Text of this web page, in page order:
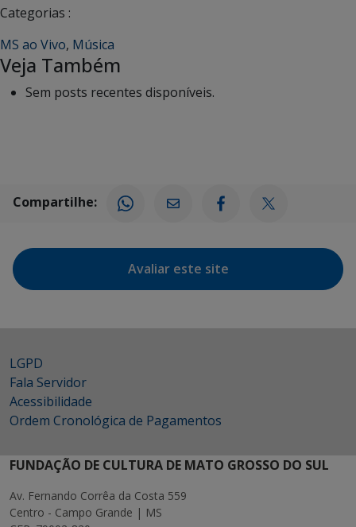
Categorias :
MS ao Vivo, Música
Veja Também
Sem posts recentes disponíveis.
Compartilhe:
Avaliar este site
LGPD
Fala Servidor
Acessibilidade
Ordem Cronológica de Pagamentos
FUNDAÇÃO DE CULTURA DE MATO GROSSO DO SUL
Av. Fernando Corrêa da Costa 559
Centro - Campo Grande | MS